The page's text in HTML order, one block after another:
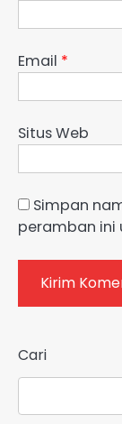
Email *
Situs Web
Simpan
peramban ini
Cari